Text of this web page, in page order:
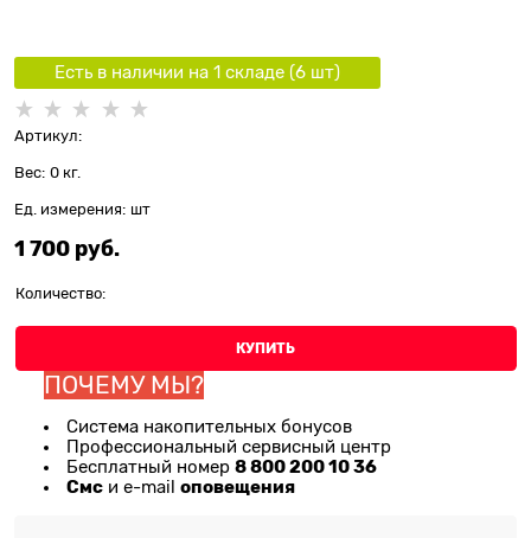
Есть в наличии на 1 складe (6шт)
Артикул:
Вес: 0 кг.
Ед. измерения: шт
1 700 руб.
Количество:
КУПИТЬ
ПОЧЕМУ МЫ?
Система накопительных бонусов
Профессиональный сервисный центр
Бесплатный номер 8 800 200 10 36
Смс и e-mail оповещения